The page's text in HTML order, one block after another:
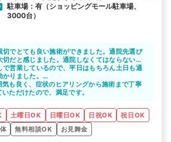
駐車場：有（ショッピングモール駐車場、
3000台）
切でとても良い施術ができました。通院先選び
切だと感じました。通院しなくてはならないの
見つけるより探してもらった方がいいのかなと
で営業しているので、平日はもちろん土日も通
りました。
の日に通院できるので、ストレスもなく安心で
ョッピングセンターの中にあるので、施術の前
気も良く、症状のヒアリングから施術まで丁寧
ただけたので、満足です。
土曜日OK 日曜日OK 日祝OK
祝日OK
無料相談OK お見舞金